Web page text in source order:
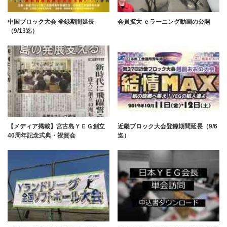
中国ブロック大会 登録期間延長
（9/13迄）
会員拡大 ｅラーニング動画の公開
【メディア掲載】宮古島ＹＥＧ創立
40周年記念式典・祝賀会
近畿ブロック大会登録期間延長（9/6
迄）